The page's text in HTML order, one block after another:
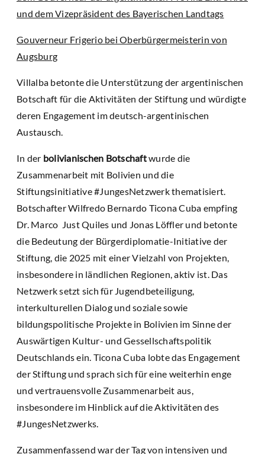
und dem Vizepräsident des Bayerischen Landtags
Gouverneur Frigerio bei Oberbürgermeisterin von
Augsburg
Villalba betonte die Unterstützung der argentinischen
Botschaft für die Aktivitäten der Stiftung und würdigte
deren Engagement im deutsch-argentinischen
Austausch.
In der bolivianischen Botschaftwurde die
Zusammenarbeit mit Bolivien und die
Stiftungsinitiative #JungesNetzwerk thematisiert.
Botschafter Wilfredo Bernardo Ticona Cuba empfing
Dr. Marco Just Quiles und Jonas Löffler und betonte
die Bedeutung der Bürgerdiplomatie-Initiative der
Stiftung, die 2025 mit einer Vielzahl von Projekten,
insbesondere in ländlichen Regionen, aktiv ist. Das
Netzwerk setzt sich für Jugendbeteiligung,
interkulturellen Dialog und soziale sowie
bildungspolitische Projekte in Bolivien im Sinne der
Auswärtigen Kultur- und Gessellschaftspolitik
Deutschlands ein. Ticona Cuba lobte das Engagement
der Stiftung und sprach sich für eine weiterhin enge
und vertrauensvolle Zusammenarbeit aus,
insbesondere im Hinblick auf die Aktivitäten des
#JungesNetzwerks.
Zusammenfassend war der Tag von intensiven und